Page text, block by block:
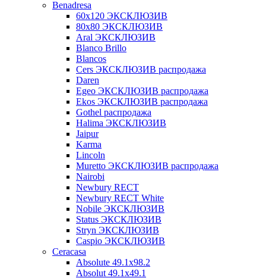
Benadresa
60х120 ЭКСКЛЮЗИВ
80х80 ЭКСКЛЮЗИВ
Aral ЭКСКЛЮЗИВ
Blanco Brillo
Blancos
Cers ЭКСКЛЮЗИВ распродажа
Daren
Egeo ЭКСКЛЮЗИВ распродажа
Ekos ЭКСКЛЮЗИВ распродажа
Gothel распродажа
Halima ЭКСКЛЮЗИВ
Jaipur
Karma
Lincoln
Muretto ЭКСКЛЮЗИВ распродажа
Nairobi
Newbury RECT
Newbury RECT White
Nobile ЭКСКЛЮЗИВ
Status ЭКСКЛЮЗИВ
Stryn ЭКСКЛЮЗИВ
Сaspio ЭКСКЛЮЗИВ
Ceracasa
Absolute 49.1x98.2
Absolut 49.1x49.1